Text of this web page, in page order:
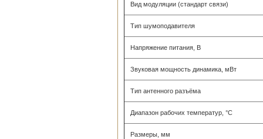
Вид модуляции (стандарт связи)
Тип шумоподавителя
Напряжение питания, В
Звуковая мощность динамика, мВт
Тип антенного разъёма
Диапазон рабочих температур, °С
Размеры, мм